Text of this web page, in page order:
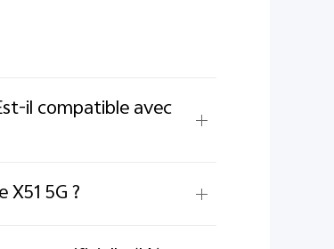
il compatible avec
5G ?